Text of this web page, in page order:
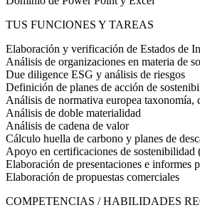
TUS FUNCIONES Y TAREAS
Elaboración y verificación de Estados de
Análisis de organizaciones en materia de
Due diligence ESG y análisis de riesgos
Definición de planes de acción de
Análisis de normativa europea taxonomía,
Análisis de doble materialidad
Análisis de cadena de valor
Cálculo huella de carbono y planes de
Apoyo en certificaciones de
Elaboración de presentaciones e informes
Elaboración de propuestas comerciales
COMPETENCIAS / HABILIDADES